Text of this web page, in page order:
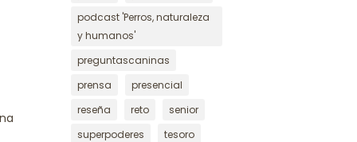
podcast 'Perros, naturaleza
y humanos'
preguntascaninas
prensa
presencial
reseña
reto
senior
superpoderes
tesoro